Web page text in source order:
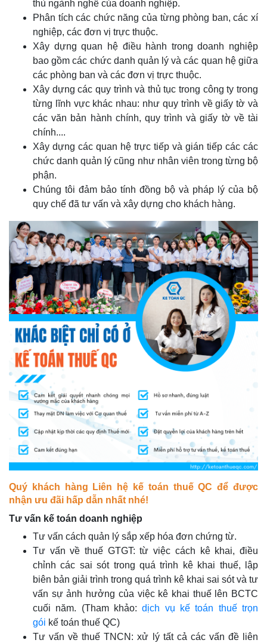
thù ngành nghề của doanh nghiệp.
Phân tích các chức năng của từng phòng ban, các xí
nghiệp, các đơn vị trực thuộc.
Xây dựng quan hệ điều hành trong doanh nghiệp
bao gồm các chức danh quản lý và các quan hệ giữa
các phòng ban và các đơn vị trực thuộc.
Xây dựng các quy trình và thủ tục trong công ty trong
từng lĩnh vực khác nhau: như quy trình về giấy tờ và
các văn bản hành chính, quy trình và giấy tờ về tài
chính....
Xây dựng các quan hệ trực tiếp và gián tiếp các các
chức danh quản lý cũng như nhân viên trong từng bộ
phận.
Chúng tôi đảm bảo tính đồng bộ và pháp lý của bộ
quy chế đã tư vấn và xây dựng cho khách hàng.
Quý khách hàng Liên hệ kế toán thuế QC để được
nhận ưu đãi hấp dẫn nhất nhé!
Tư vấn kế toán doanh nghiệp
Tư vấn cách quản lý sắp xếp hóa đơn chứng từ.
Tư vấn về thuế GTGT: từ việc cách kê khai, điều
chỉnh các sai sót trong quá trình kê khai thuế, lập
biên bản giải trình trong quá trình kê khai sai sót và tư
vấn sự ảnh hưởng của việc kê khai thuế lên BCTC
cuối năm. (Tham khảo:dịch vụ kế toán thuế trọn
gói kế toán thuế QC)
Tư vấn về thuế TNCN: xử lý tất cả các vấn đề liên